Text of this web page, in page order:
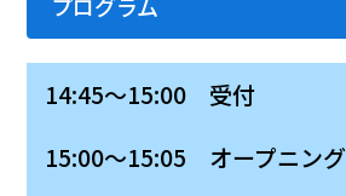
プログラム
14:45～15:00 受付
15:00～15:05 オープニング